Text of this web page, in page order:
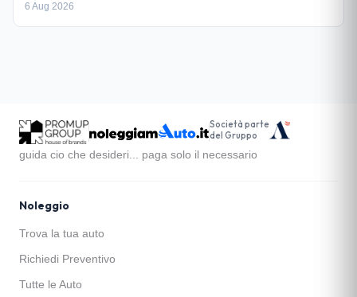
6 Aug 2026
Società parte
del Gruppo
guida cio che desideri... paga solo il necessario
Noleggio
Trova la tua auto
Richiedi Preventivo
Tutte le Auto